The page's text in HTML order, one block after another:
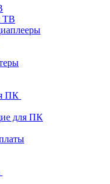
ТВ
ПК
для ПК